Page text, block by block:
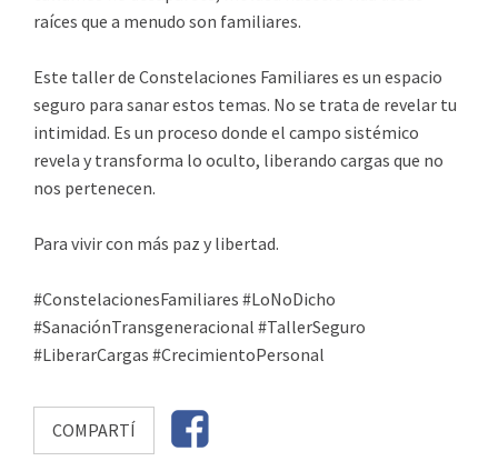
raíces que a menudo son familiares.
Este taller de Constelaciones Familiares es un espacio
seguro para sanar estos temas. No se trata de revelar tu
intimidad. Es un proceso donde el campo sistémico
revela y transforma lo oculto, liberando cargas que no
nos pertenecen.
Para vivir con más paz y libertad.
#ConstelacionesFamiliares #LoNoDicho
#SanaciónTransgeneracional #TallerSeguro
#LiberarCargas #CrecimientoPersonal
COMPARTÍ